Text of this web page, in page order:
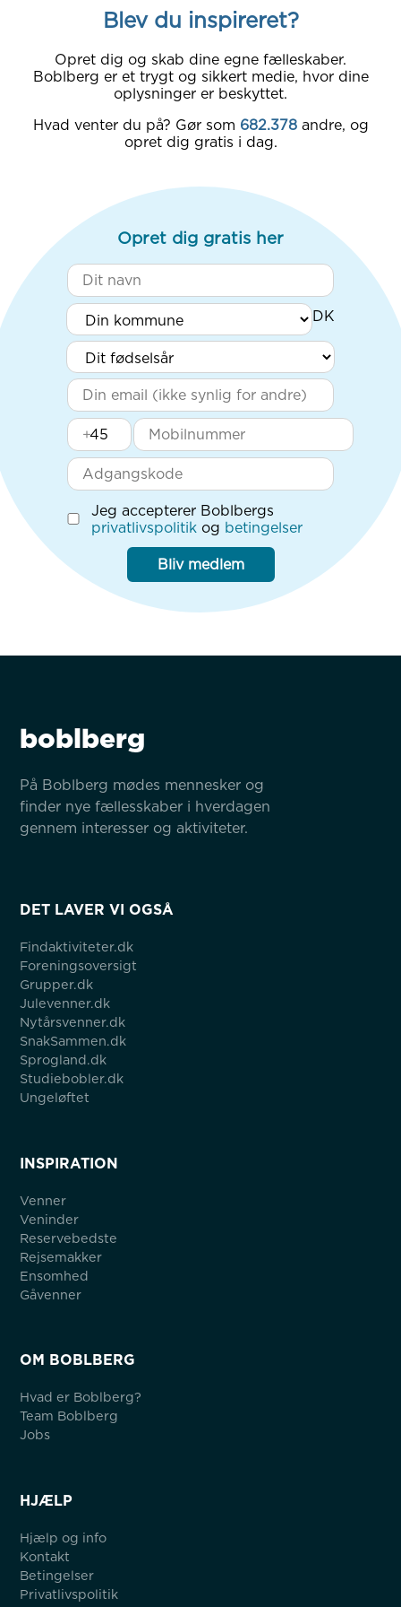
Blev du inspireret?
Opret dig og skab dine egne fælleskaber.
Boblberg er et trygt og sikkert medie, hvor dine
oplysninger er beskyttet.
Hvad venter du på? Gør som 682.378 andre, og
opret dig gratis i dag.
Opret dig gratis her
+
Jeg accepterer Boblbergs
privatlivspolitik og betingelser
Bliv medlem
boblberg
På Boblberg mødes mennesker og
finder nye fællesskaber i hverdagen
gennem interesser og aktiviteter.
DET LAVER VI OGSÅ
Findaktiviteter.dk
Foreningsoversigt
Grupper.dk
Julevenner.dk
Nytårsvenner.dk
SnakSammen.dk
Sprogland.dk
Studiebobler.dk
Ungeløftet
INSPIRATION
Venner
Veninder
Reservebedste
Rejsemakker
Ensomhed
Gåvenner
OM BOBLBERG
Hvad er Boblberg?
Team Boblberg
Jobs
HJÆLP
Hjælp og info
Kontakt
Betingelser
Privatlivspolitik